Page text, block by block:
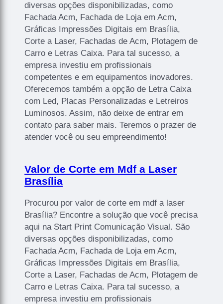
diversas opções disponibilizadas, como
Fachada Acm, Fachada de Loja em Acm,
Gráficas Impressões Digitais em Brasília,
Corte a Laser, Fachadas de Acm, Plotagem de
Carro e Letras Caixa. Para tal sucesso, a
empresa investiu em profissionais
competentes e em equipamentos inovadores.
Oferecemos também a opção de Letra Caixa
com Led, Placas Personalizadas e Letreiros
Luminosos. Assim, não deixe de entrar em
contato para saber mais. Teremos o prazer de
atender você ou seu empreendimento!
Valor de Corte em Mdf a Laser
Brasília
Procurou por valor de corte em mdf a laser
Brasília? Encontre a solução que você precisa
aqui na Start Print Comunicação Visual. São
diversas opções disponibilizadas, como
Fachada Acm, Fachada de Loja em Acm,
Gráficas Impressões Digitais em Brasília,
Corte a Laser, Fachadas de Acm, Plotagem de
Carro e Letras Caixa. Para tal sucesso, a
empresa investiu em profissionais